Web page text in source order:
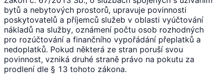
bytů a nebytových prostorů, upravuje povinnosti
poskytovatelů a příjemců služeb v oblasti vyúčtování
nákladů na služby, oznámení počtu osob rozhodných
pro rozúčtování a finančního vypořádání přeplatků a
nedoplatků. Pokud některá ze stran poruší svou
povinnost, vzniká druhé straně právo na pokutu za
prodlení dle § 13 tohoto zákona.